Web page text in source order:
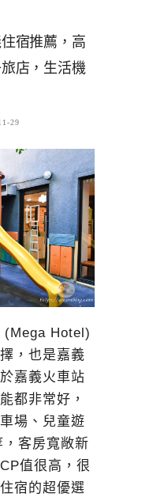
宿推薦，高
店，生活機
29
(Mega Hotel)
，也是嘉義
嘉義火車站
都非常好，
場、兒童遊
客房寬敞新
值很高，很
宿的超優選